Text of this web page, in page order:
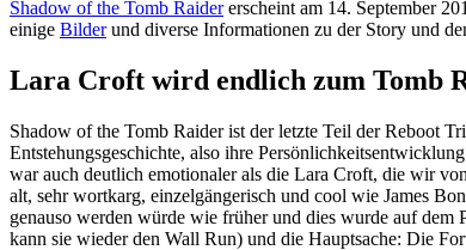
Shadow of the Tomb Raidererscheint am 14. September
einige Bilderund diverse Informationen zu der Story und
Lara Croft wird endlich zum Tomb
Shadow of the Tomb Raider ist der letzte Teil der Reboot
Entstehungsgeschichte, also ihre
war auch deutlich emotionaler als die Lara Croft, die wir
alt, sehr wortkarg, einzelgängerisch und cool wie James
genauso werden würde wie früher und dies wurde auf
kann sie wieder den Wall Run) und die Hauptsache: Die